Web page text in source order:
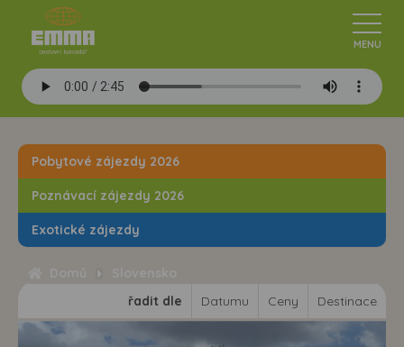
Pobytové zájezdy 2026
Poznávací zájezdy 2026
Exotické zájezdy
řadit dle
Datumu Ceny Destinace